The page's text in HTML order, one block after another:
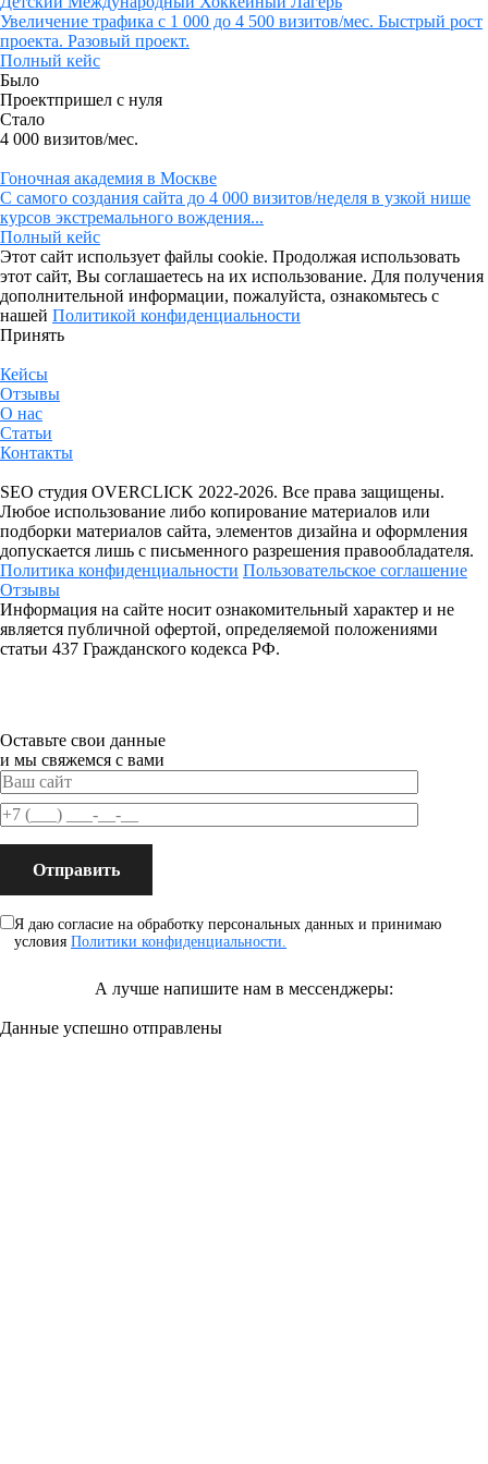
Увеличение трафика с 1 000 до 4 500 визитов/мес. Быстрый рост
проекта. Разовый проект.
Полный кейс
Было
Проектпришел с нуля
Стало
4 000 визитов/мес.
Гоночная академия в Москве
С самого создания сайта до 4 000 визитов/неделя в узкой нише
курсов экстремального вождения...
Полный кейс
Этот сайт использует файлы cookie. Продолжая использовать
этот сайт, Вы соглашаетесь на их использование. Для получения
дополнительной информации, пожалуйста, ознакомьтесь с
нашей Политикой конфиденциальности
Принять
Кейсы
Отзывы
О нас
Статьи
Контакты
SEO студия OVERCLICK 2022-2026. Все права защищены.
Любое использование либо копирование материалов или
подборки материалов сайта, элементов дизайна и оформления
допускается лишь с письменного разрешения правообладателя.
Политика конфиденциальности Пользовательское соглашение
Отзывы
Информация на сайте носит ознакомительный характер и не
является публичной офертой, определяемой положениями
статьи 437 Гражданского кодекса РФ.
Оставьте свои данные
и мы свяжемся с вами
Я даю согласие на обработку персональных данных и принимаю
условия Политики конфиденциальности.
А лучше напишите нам в мессенджеры:
Данные успешно отправлены